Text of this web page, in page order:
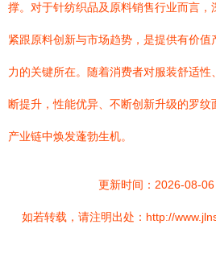
撑。对于针纺织品及原料销售行业而言，
紧跟原料创新与市场趋势，是提供有价
力的关键所在。随着消费者对服装舒适
断提升，性能优异、不断创新升级的罗
产业链中焕发蓬勃生机。
更新时间：2026-08-
如若转载，请注明出处：http://